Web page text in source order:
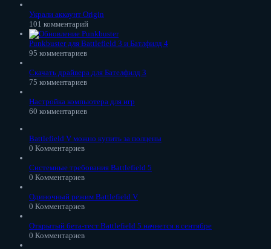
Украли аккаунт Origin
101 комментарий
Punkbuster для Battlefield 3 и Батлфилд 4
95 комментариев
Скачать драйвера для Бателфилд 3
75 комментариев
Настройка компьютера для игр
60 комментариев
Battlefield V можно купить за полцены
0 Комментариев
Системные требования Battlefield 5
0 Комментариев
Одиночный режим Battlefield V
0 Комментариев
Открытый бета-тест Battlefield 5 начнется в сентябре
0 Комментариев